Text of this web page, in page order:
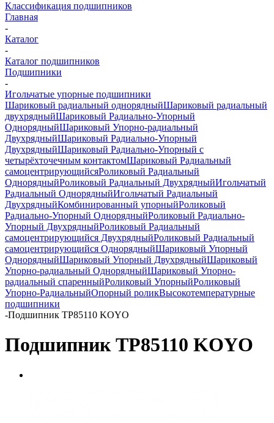
Классификация подшипников
Главная
-
Каталог
-
Каталог подшипников
Подшипники
-
Игольчатые упорные подшипники
Шариковый радиальный однорядныйШариковый радиальный
двухрядныйШариковый Радиально-Упорный
ОднорядныйШариковый Упорно-радиальный
ДвухрядныйШариковый Радиально-Упорный
ДвухрядныйШариковый Радиально-Упорный с
четырёхточечным контактомШариковый Радиальный
самоцентрирующийсяРоликовый Радиальный
ОднорядныйРоликовый Радиальный ДвухрядныйИгольчатый
Радиальный ОднорядныйИгольчатый Радиальный
ДвухрядныйКомбинированный упорныйРоликовый
Радиально-Упорный ОднорядныйРоликовый Радиально-
Упорный ДвухрядныйРоликовый Радиальный
самоцентрирующийся ДвухрядныйРоликовый Радиальный
самоцентрирующийся ОднорядныйШариковый Упорный
ОднорядныйШариковый Упорный ДвухрядныйШариковый
Упорно-радиальный ОднорядныйШариковый Упорно-
радиальный спаренныйРоликовый УпорныйРоликовый
Упорно-РадиальныйОпорный роликВысокотемпературные
подшипники
-Подшипник TP85110 KOYO
Подшипник TP85110 KOYO